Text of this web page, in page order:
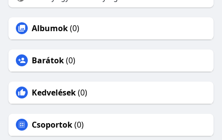
Albumok(0)
Barátok(0)
Kedvelések(0)
Csoportok(0)